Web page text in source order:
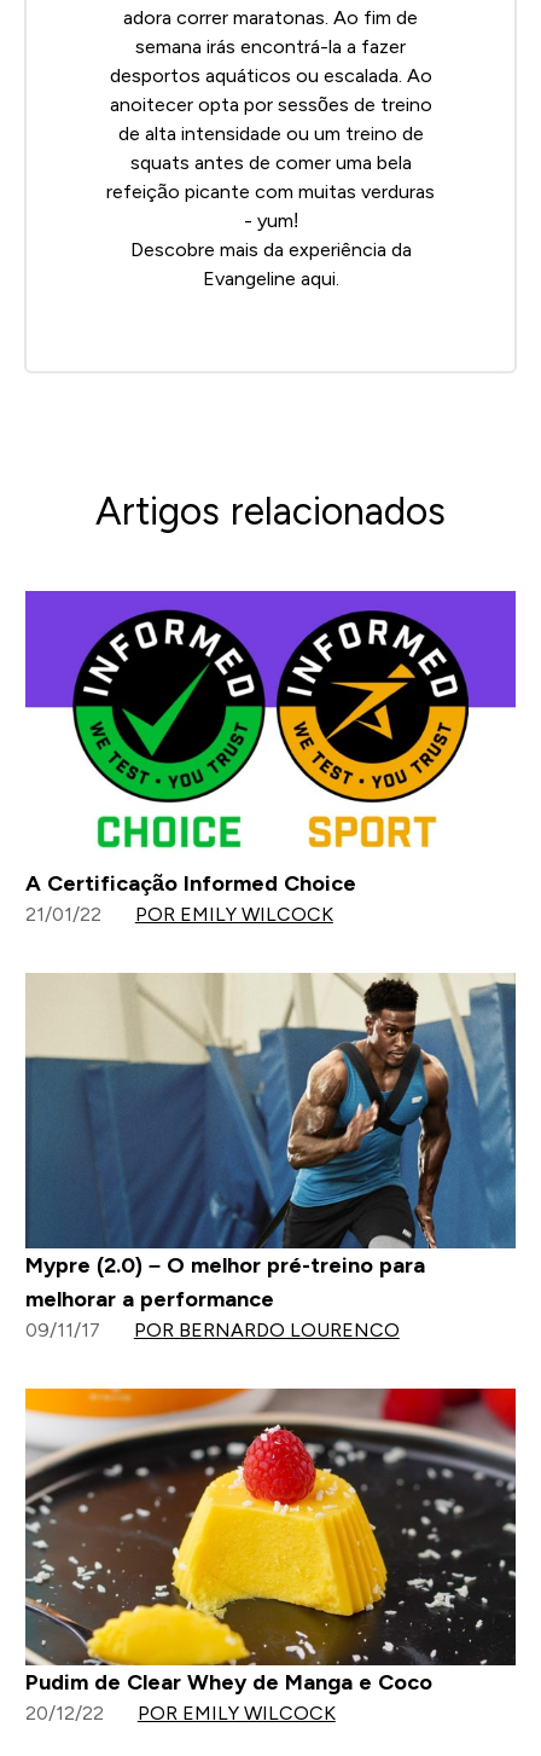
adora correr maratonas. Ao fim de
semana irás encontrá-la a fazer
desportos aquáticos ou escalada. Ao
anoitecer opta por sessões de treino
de alta intensidade ou um treino de
squats antes de comer uma bela
refeição picante com muitas verduras
- yum!
Descobre mais da experiência da
Evangeline aqui.
Artigos relacionados
A Certificação Informed Choice
21/01/22 POR EMILY WILCOCK
Mypre (2.0) – O melhor pré-treino para
melhorar a performance
09/11/17 POR BERNARDO LOURENCO
Pudim de Clear Whey de Manga e Coco
20/12/22 POR EMILY WILCOCK